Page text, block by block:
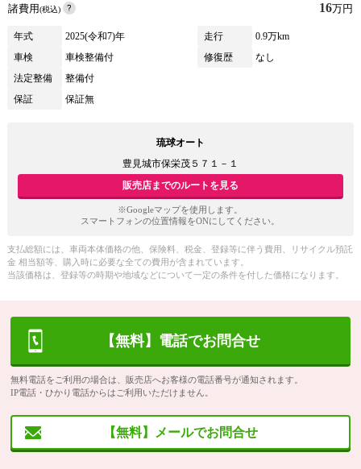
諸費用(税込) 16万円
年式 2025(令和7)年 走行
0.9万km
車検
車検整備付 修復歴
なし
法定整備
整備付
保証
保証無
琉球オート
豊見城市保栄茂５７１－１
販売店までのルートを見る
※Googleマップを使用します。
スマートフォンの位置情報をONにしてください。
支払総額には、車両本体価格の他、保険料、税金、登録等に伴う費用、リサイクル預託
金 相当額等、購入時に必要な全ての費用が含まれています。
当該価格は、登録等の時期や地域などについて一定の条件を付した価格になります。
【無料】電話でお問合せ
無料電話をご利用の場合は、販売店へお客様の電話番号が通知されます。
IP電話・ひかり電話からはご利用いただけません。
【無料】メールでお問合せ